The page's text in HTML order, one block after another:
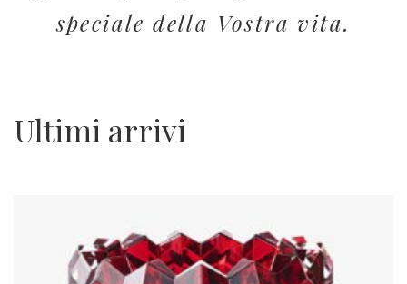
speciale della Vostra vita.
Ultimi arrivi